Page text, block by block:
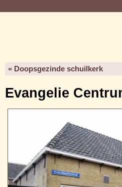
« Doopsgezinde schuilkerk
Evangelie